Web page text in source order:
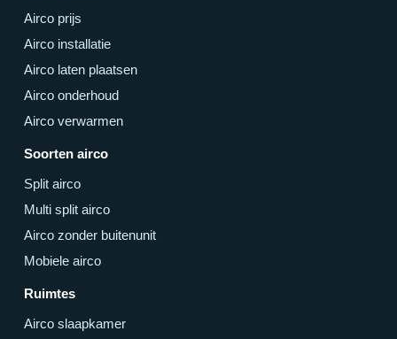
Airco prijs
Airco installatie
Airco laten plaatsen
Airco onderhoud
Airco verwarmen
Soorten airco
Split airco
Multi split airco
Airco zonder buitenunit
Mobiele airco
Ruimtes
Airco slaapkamer